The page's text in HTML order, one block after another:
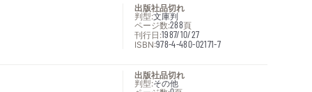
出版社品切れ
判型:文庫判
ページ数:288頁
刊行日:1987/10/27
ISBN:978-4-480-02171-7
出版社品切れ
判型:その他